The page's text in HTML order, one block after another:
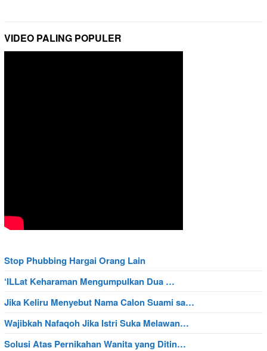
VIDEO PALING POPULER
Stop Phubbing Hargai Orang Lain
‘ILLat Keharaman Mengumpulkan Dua …
Jika Keliru Menyebut Nama Calon Suami sa…
Wajibkah Nafaqoh Jika Istri Suka Melawan…
Solusi Atas Pernikahan Wanita yang Ditin…